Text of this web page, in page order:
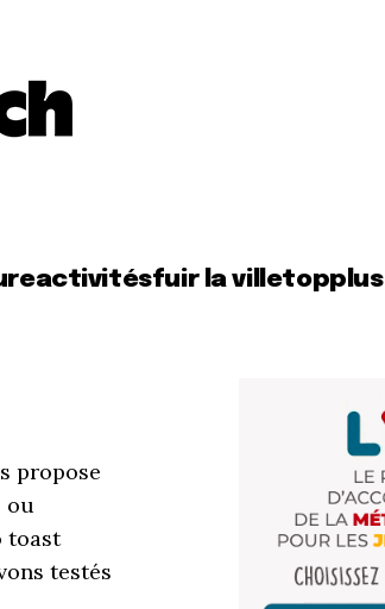
activitésfuir la villetopplus
propose
ou
toast
testés